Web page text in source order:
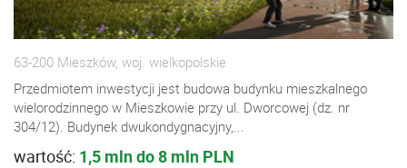
63-200 Mieszków, woj. wielkopolskie
Przedmiotem inwestycji jest budowa budynku mieszkalnego
wielorodzinnego w Mieszkowie przy ul. Dworcowej (dz. nr
304/12). Budynek dwukondygnacyjny,...
wartość: 1,5 mln do 8 mln PLN